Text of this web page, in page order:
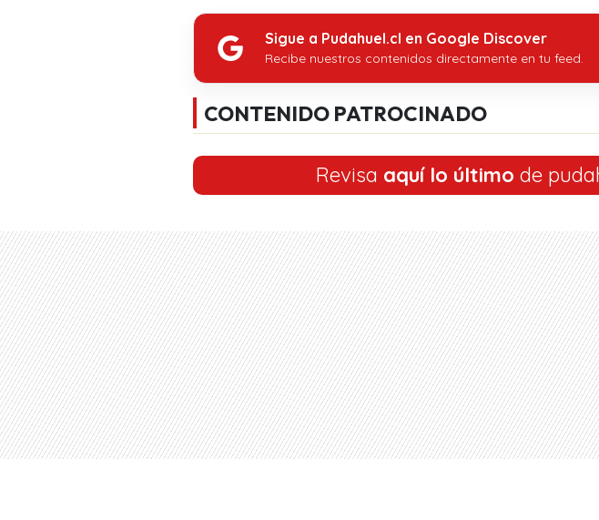
Sigue a Pudahuel.cl en Google Discover
Recibe nuestros contenidos directamente en tu feed.
CONTENIDO PATROCINADO
Revisa aquí lo último de